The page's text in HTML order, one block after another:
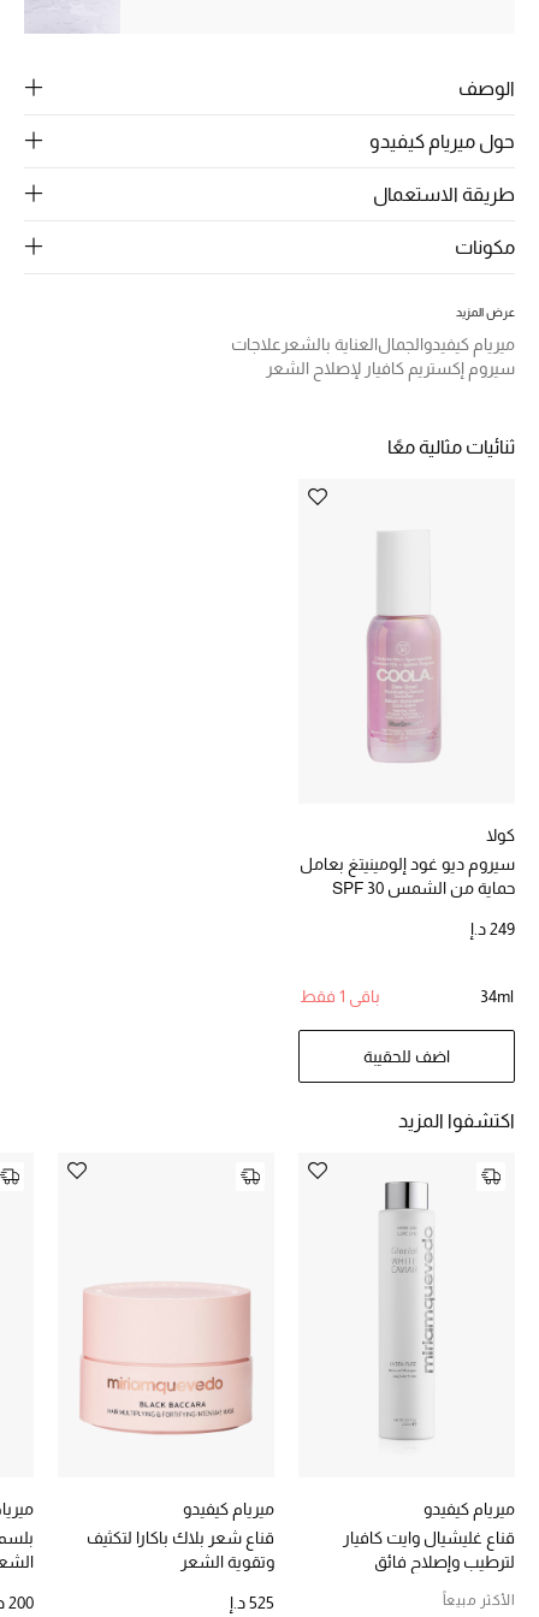
نسوقوا أحدث ما وصلنا
ما وصلنا حديثاً
الموسم الجديد
ركن أناقة المنتجعات
جميع إصدارتنا النسائية
الملابس الرياضية النسائية
تشكيلة الأعراس
هدايا للنساء
ركن الفخامة
جميع الملابس النسائية
جميع الأحذية النسائية
جميع الحقائب النسائية
موضة نسائية
تسوقوا للنساء
الوصف
حول ميريام كيفيدو
طريقة الاستعمال
مكونات
عرض المزيد
ميريام كيفيدوالجمالالعناية بالشعر علاجات
سيروم إكستريم كافيار لإصلاح الشعر
ثنائيات مثالية معًا
كولا
سيروم ديو غود إلومينيتغ بعامل
حماية من الشمس SPF 30
249 د.إ
34ml باقي 1 فقط
اضف للحقيبة
اكتشفوا المزيد
ميريام كيفيدو
قناع غليشيال وايت كافيار
لترطيب وإصلاح فائق
الأكثر مبيعاً
ميريام كيفيدو
قناع شعر بلاك باكارا لتكثيف
وتقوية الشعر
525 د.إ 200 د.إ